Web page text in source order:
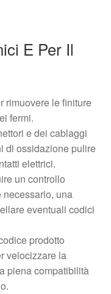
E Per Il
rimuovere le finiture
fermi.
e dei cablaggi
di ossidazione pulire
elettrici.
un controllo
una
eventuali codici
prodotto
velocizzare la
piena compatibilità